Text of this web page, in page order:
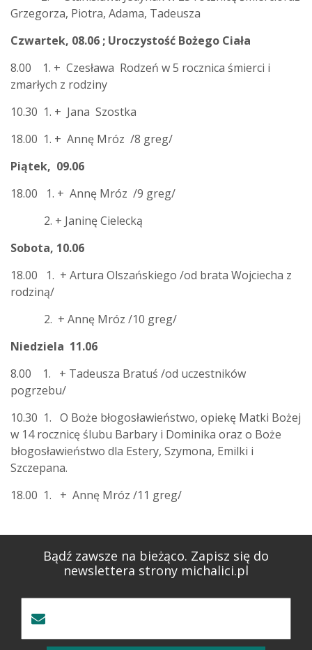
Grzegorza, Piotra, Adama, Tadeusza
Czwartek, 08.06 ; Uroczystość Bożego Ciała
8.00 1. + Czesława Rodzeń w 5 rocznica śmierci i
zmarłych z rodziny
10.30 1. + Jana Szostka
18.00 1. + Annę Mróz /8 greg/
Piątek, 09.06
18.00 1. + Annę Mróz /9 greg/
2. + Janinę Cielecką
Sobota, 10.06
18.00 1. + Artura Olszańskiego /od brata Wojciecha z
rodziną/
2. + Annę Mróz /10 greg/
Niedziela 11.06
8.00 1. + Tadeusza Bratuś /od uczestników
pogrzebu/
10.30 1. O Boże błogosławieństwo, opiekę Matki Bożej
w 14 rocznicę ślubu Barbary i Dominika oraz o Boże
błogosławieństwo dla Estery, Szymona, Emilki i
Szczepana.
18.00 1. + Annę Mróz /11 greg/
Bądź zawsze na bieżąco. Zapisz się do
newslettera strony michalici.pl